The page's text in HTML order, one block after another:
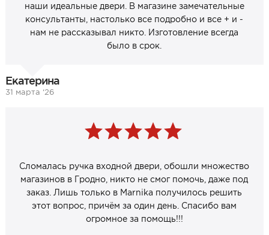
наши идеальные двери. В магазине замечательные
консультанты, настолько все подробно и все + и -
нам не рассказывал никто. Изготовление всегда
было в срок.
Екатерина
31 марта ‘26
Сломалась ручка входной двери, обошли множество
магазинов в Гродно, никто не смог помочь, даже под
заказ. Лишь только в Marnika получилось решить
этот вопрос, причём за один день. Спасибо вам
огромное за помощь!!!